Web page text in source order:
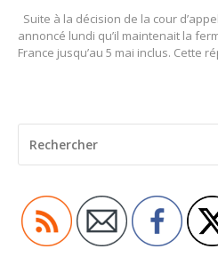
Suite à la décision de la cour
annoncé lundi qu’il maintenait la
France jusqu’au 5 mai inclus. Cette
POUR
: